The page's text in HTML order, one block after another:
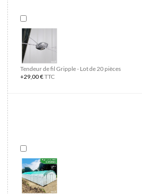
Tendeur de fil Gripple - Lot de 20 pièces
+29,00 €TTC